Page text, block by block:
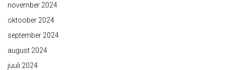
november 2024
oktoober 2024
september 2024
august 2024
juuli 2024